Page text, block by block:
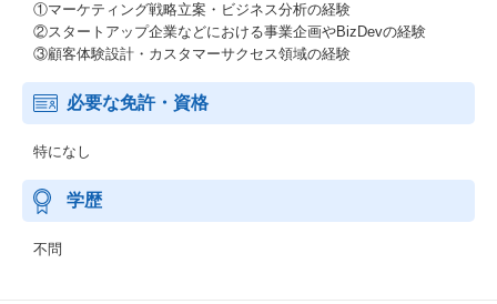
①マーケティング戦略立案・ビジネス分析の経験
②スタートアップ企業などにおける事業企画やBizDevの経験
③顧客体験設計・カスタマーサクセス領域の経験
必要な免許・資格
特になし
学歴
不問